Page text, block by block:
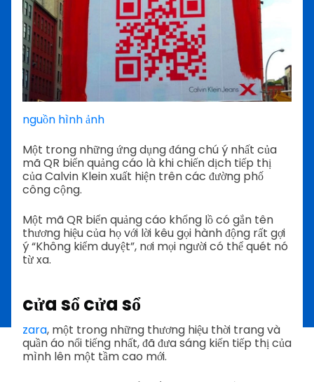
nguồn hình ảnh
Một trong những ứng dụng đáng chú ý nhất của
mã QR biển quảng cáo là khi chiến dịch tiếp thị
của Calvin Klein xuất hiện trên các đường phố
công cộng.
Một mã QR biển quảng cáo khổng lồ có gắn tên
thương hiệu của họ với lời kêu gọi hành động rất gợi
ý “Không kiểm duyệt”, nơi mọi người có thể quét nó
từ xa.
cửa sổ cửa sổ
zara, một trong những thương hiệu thời trang và
quần áo nổi tiếng nhất, đã đưa sáng kiến tiếp thị của
mình lên một tầm cao mới.